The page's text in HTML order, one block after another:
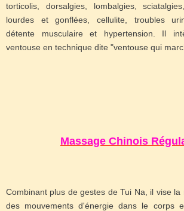
torticolis, dorsalgies, lombalgies,
lourdes et gonflées, cellulite, troubles
détente musculaire et hypertension. Il
ventouse en technique dite "ventouse qui
Massage Chinois
Combinant plus de gestes de Tui Na, il vise la
des mouvements d'énergie dans le corps